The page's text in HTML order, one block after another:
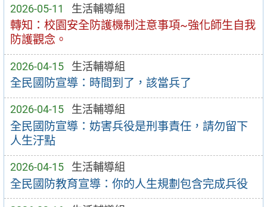
2026-05-11 生活輔導組
轉知：校園安全防護機制注意事項~強化師生自我
防護觀念。
2026-04-15 生活輔導組
全民國防宣導：時間到了，該當兵了
2026-04-15 生活輔導組
全民國防宣導：妨害兵役是刑事責任，請勿留下
人生汙點
2026-04-15 生活輔導組
全民國防教育宣導：你的人生規劃包含完成兵役